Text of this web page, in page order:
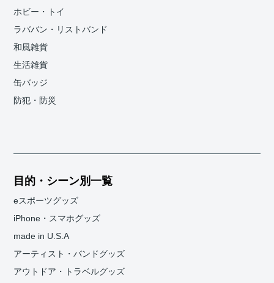
ホビー・トイ
ラババン・リストバンド
和風雑貨
生活雑貨
缶バッジ
防犯・防災
目的・シーン別一覧
eスポーツグッズ
iPhone・スマホグッズ
made in U.S.A
アーティスト・バンドグッズ
アウトドア・トラベルグッズ